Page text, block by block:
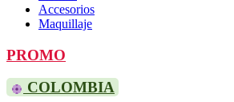
Accesorios
Maquillaje
PROMO
COLOMBIA